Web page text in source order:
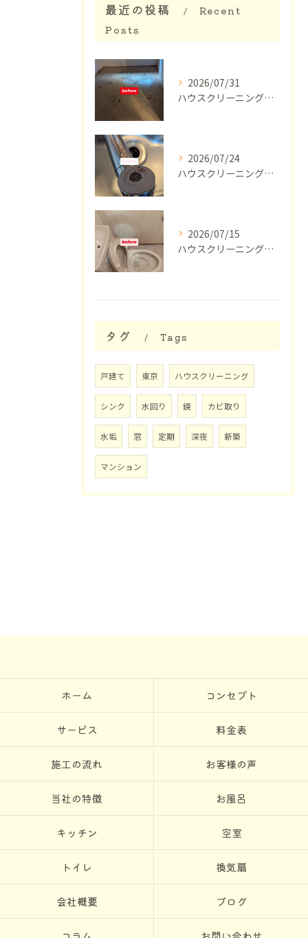
最近の投稿
Recent
Posts
2026/07/31
ハウスクリーニング【東京】
2026/07/24
ハウスクリーニング【横浜市】
2026/07/15
ハウスクリーニング【東京】
タグ Tags
戸建て 東京 ハウスクリーニング
シンク 水回り 鏡 カビ取り
水垢 窓 定期 深夜 新築
マンション
ホーム コンセプト
サービス 料金表
施工の流れ お客様の声
当社の特徴 お風呂
キッチン 空室
トイレ 換気扇
会社概要 ブログ